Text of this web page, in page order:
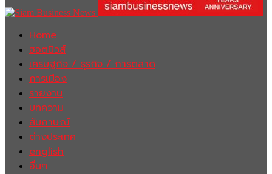
Home
ฮอตนิวส์
เศรษฐกิจ / ธุรกิจ / การตลาด
การเมือง
รายงาน
บทความ
สัมภาษณ์
ต่างประเทศ
english
อื่นๆ